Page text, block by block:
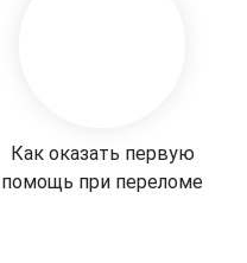
Как оказать первую
помощь при переломе